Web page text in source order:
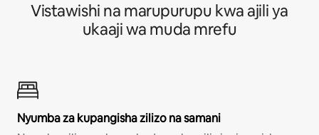
Vistawishi na marupurupu kwa ajili ya
ukaaji wa muda mrefu
Nyumba za kupangisha zilizo na samani